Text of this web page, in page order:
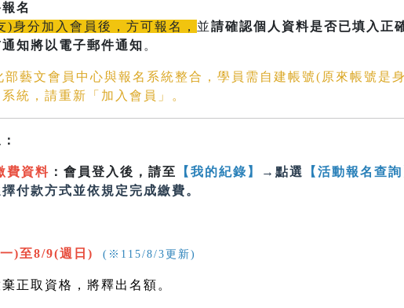
名
身分加入會員後，方可報名， 並請確認個人資料是否已填入正
知將以電子郵件通知 。
藝文會員中心與報名系統整合，學員需自建帳號(原來帳號是
統，請重新「加入會員」。
費資料 ：會員登入後，請至 【我的紀錄】 →點選 【活動報名查詢
擇付款方式並依規定完成繳費。
)至8/9(週日) (※115/8/3更新)
正取資格，將釋出名額。